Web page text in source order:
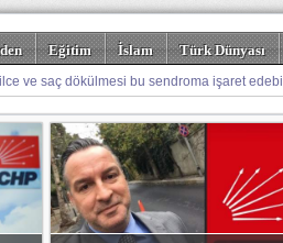
Eğitim İslam Türk Dünyası
Foto Galeriler